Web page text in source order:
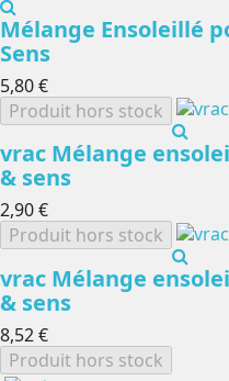
Mélange Ensoleillé
Sens
5,80 €
Produit hors stock
vrac Mélange
& sens
2,90 €
Produit hors stock
vrac Mélange
& sens
8,52 €
Produit hors stock